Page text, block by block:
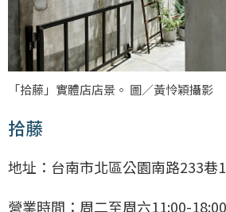
「拾藤」實體店店景。 圖／黃怜穎攝影
拾藤
地址：台南市北區公園南路233巷
營業時間：周二至周六11:00-18:00